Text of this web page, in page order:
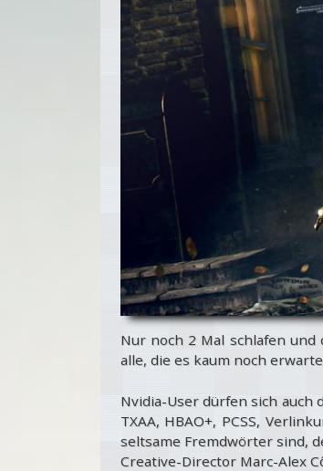
Nur noch 2 Mal schlafen und
alle, die es kaum noch
Nvidia-User dürfen sich
TXAA, HBAO+, PCSS,
seltsame Fremdwörter sind,
Creative-Director Marc-Alex